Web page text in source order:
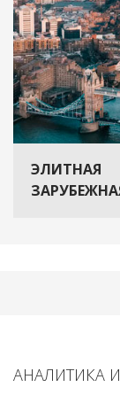
ЭЛИТНАЯ
АНАЛИТИКА